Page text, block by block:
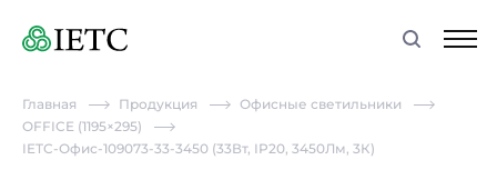
Главная Продукция
Офисные светильники
OFFICE (1195×295)
IETC-Офис-109073-33-3450 (33Вт, IP20, 3450Лм, 3К)